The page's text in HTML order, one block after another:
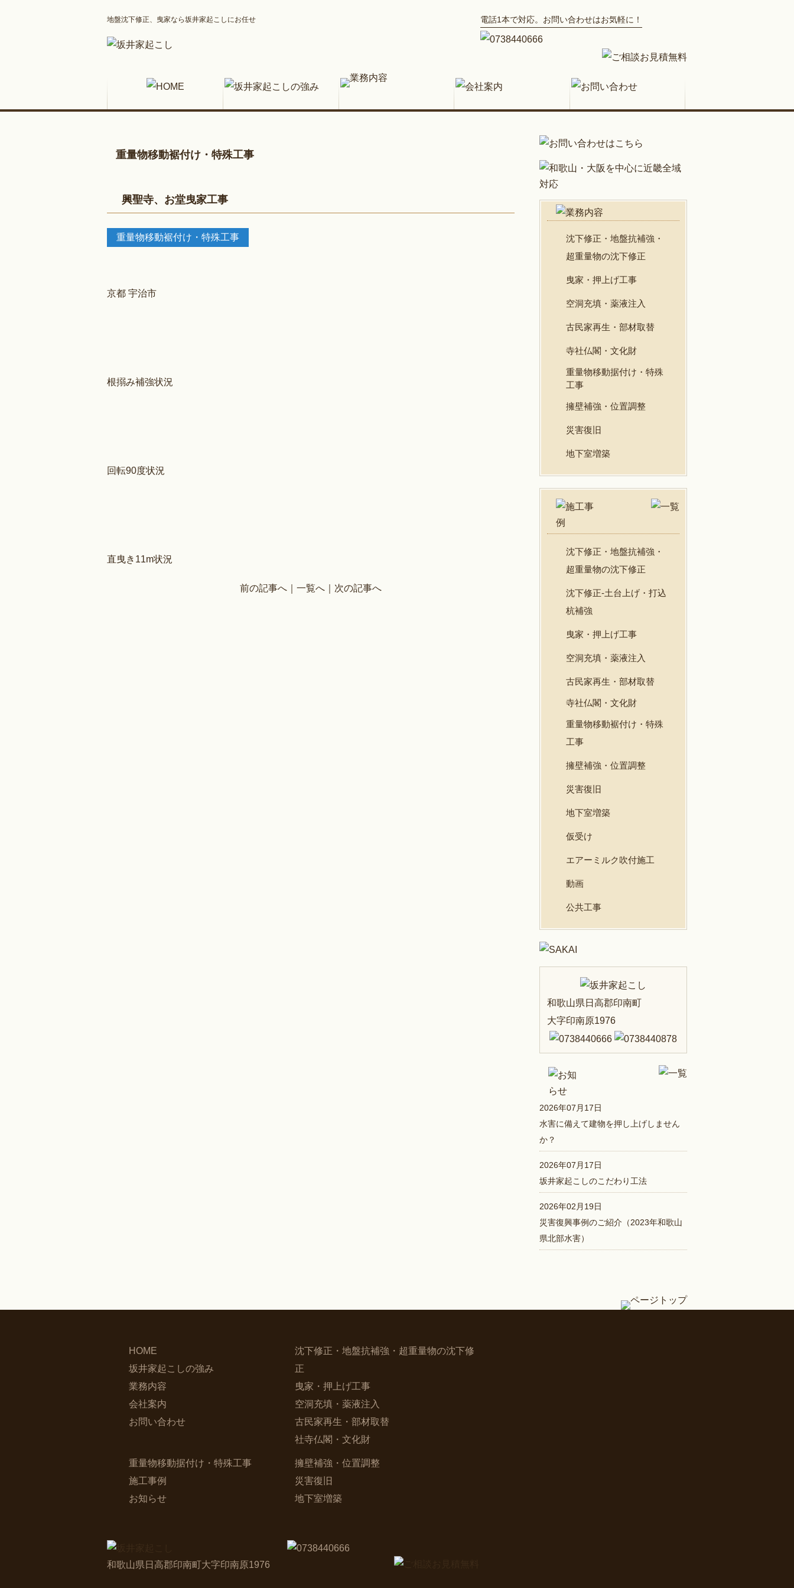
地盤沈下修正、曳家なら坂井家起こしにお任せ 電話1本で対応。お問い合わせはお気軽に！
重量物移動裾付け・特殊工事
興聖寺、お堂曳家工事
重量物移動裾付け・特殊工事
京都 宇治市
根搦み補強状況
回転90度状況
直曳き11m状況
前の記事へ 一覧へ 次の記事へ
沈下修正・地盤抗補強・
超重量物の沈下修正
曳家・押上げ工事
空洞充填・薬液注入
古民家再生・部材取替
寺社仏閣・文化財
重量物移動据付け・特殊
工事
擁壁補強・位置調整
災害復旧
地下室増築
沈下修正・地盤抗補強・
超重量物の沈下修正
沈下修正-土台上げ・打込
杭補強
曳家・押上げ工事
空洞充填・薬液注入
古民家再生・部材取替
寺社仏閣・文化財
重量物移動裾付け・特殊
工事
擁壁補強・位置調整
災害復旧
地下室増築
仮受け
エアーミルク吹付施工
動画
公共工事
和歌山県日高郡印南町
大字印南原1976
2026年07月17日
水害に備えて建物を押し上げしません
か？
2026年07月17日
坂井家起こしのこだわり工法
2026年02月19日
災害復興事例のご紹介（2023年和歌山
県北部水害）
HOME
坂井家起こしの強み
業務内容
会社案内
お問い合わせ
沈下修正・地盤抗補強・超重量物の沈下修
正
曳家・押上げ工事
空洞充填・薬液注入
古民家再生・部材取替
社寺仏閣・文化財
重量物移動据付け・特殊工事
施工事例
お知らせ
擁壁補強・位置調整
災害復旧
地下室増築
和歌山県日高郡印南町大字印南原1976